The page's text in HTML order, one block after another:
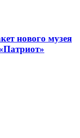
нового музея